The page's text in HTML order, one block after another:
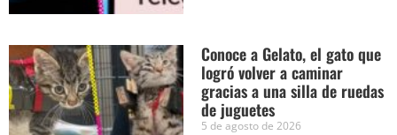
Conoce a Gelato, el gato que
logró volver a caminar
gracias a una silla de ruedas
de juguetes
5 de agosto de 2026